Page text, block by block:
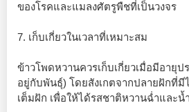
ของโรคและแมลงศัตรูพืชที่เป็นวงจร
7. เก็บเกี่ยวในเวลาที่เหมาะสม
ข้าวโพดหวานควรเก็บเกี่ยวเมื่อมีอายุ
อยู่กับพันธุ์) โดยสังเกตจากปลายฝักที่
เต็มฝัก เพื่อให้ได้รสชาติหวานฉ่ำและน้